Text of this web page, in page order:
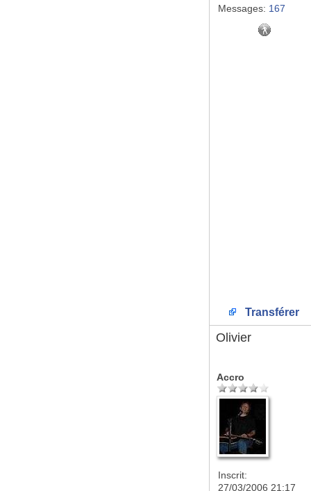
Messages: 167
Transférer
Olivier
Accro
Inscrit:
27/03/2006 21:17